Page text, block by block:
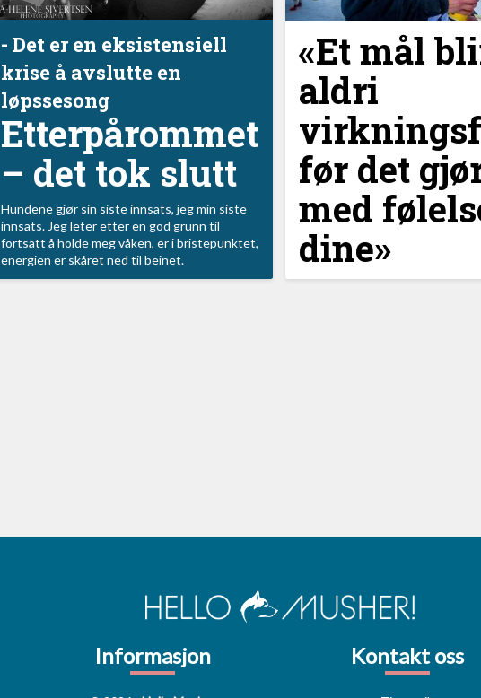
- Det er en eksistensiell
krise å avslutte en
løpssesong
Etterpårommet
–⁠ det tok slutt
Hundene gjør sin siste innsats, jeg min siste
innsats. Jeg leter etter en god grunn til
fortsatt å holde meg våken, er i bristepunktet,
energien er skåret ned til beinet.
«Et mål
aldri
før det
med
dine»
Informasjon Kontakt oss